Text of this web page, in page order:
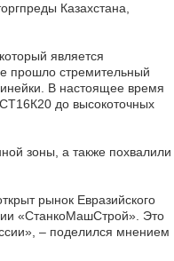
Казахстана,
является
прошло стремительный
В настоящее время
до высокоточных
зоны, а также похвалили
рынок Евразийского
«СтанкоМашСтрой». Это
– поделился мнением